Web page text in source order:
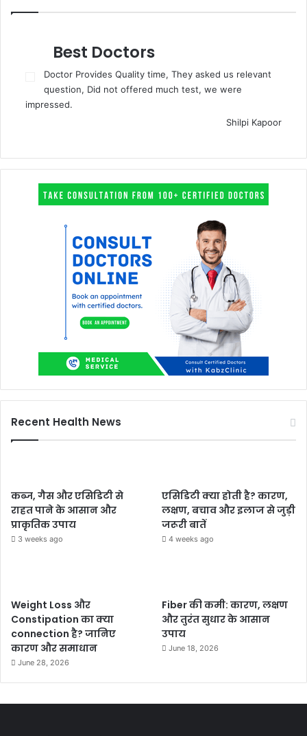
Best Doctors
Doctor Provides Quality time, They asked us relevant
question, Did not offered much test, we were
impressed.
Shilpi Kapoor
Recent Health News
कब्ज, गैस और एसिडिटी से
राहत पाने के आसान और
प्राकृतिक उपाय
3 weeks ago
एसिडिटी क्या होती है? कारण,
लक्षण, बचाव और इलाज से जुड़ी
जरूरी बातें
4 weeks ago
Weight Loss और
Constipation का क्या
connection है? जानिए
कारण और समाधान
June 28, 2026
Fiber की कमी: कारण, लक्षण
और तुरंत सुधार के आसान
उपाय
June 18, 2026